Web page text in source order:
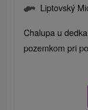
Liptovský
Chalupa u
pozemkom pri